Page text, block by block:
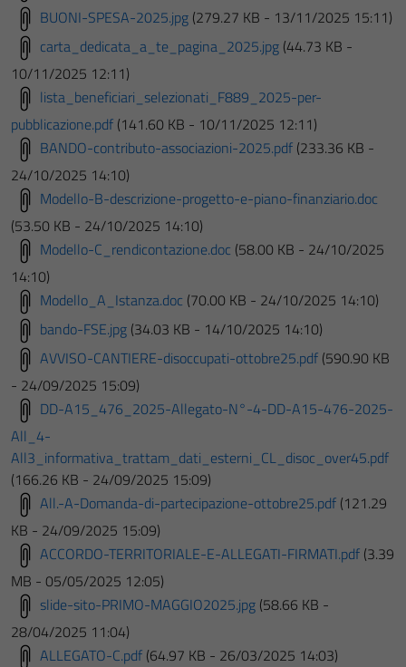
BUONI-SPESA-2025.jpg (279.27 KB - 13/11/2025 15:11)
carta_dedicata_a_te_pagina_2025.jpg (44.73 KB -
10/11/2025 12:11)
lista_beneficiari_selezionati_F889_2025-per-
pubblicazione.pdf (141.60 KB - 10/11/2025 12:11)
BANDO-contributo-associazioni-2025.pdf (233.36 KB -
24/10/2025 14:10)
Modello-B-descrizione-progetto-e-piano-finanziario.doc
(53.50 KB - 24/10/2025 14:10)
Modello-C_rendicontazione.doc (58.00 KB - 24/10/2025
14:10)
Modello_A_Istanza.doc (70.00 KB - 24/10/2025 14:10)
bando-FSE.jpg (34.03 KB - 14/10/2025 14:10)
AVVISO-CANTIERE-disoccupati-ottobre25.pdf (590.90 KB
- 24/09/2025 15:09)
DD-A15_476_2025-Allegato-N°-4-DD-A15-476-2025-
All_4-
All3_informativa_trattam_dati_esterni_CL_disoc_over45.pdf
(166.26 KB - 24/09/2025 15:09)
All.-A-Domanda-di-partecipazione-ottobre25.pdf (121.29
KB - 24/09/2025 15:09)
ACCORDO-TERRITORIALE-E-ALLEGATI-FIRMATI.pdf (3.39
MB - 05/05/2025 12:05)
slide-sito-PRIMO-MAGGIO2025.jpg (58.66 KB -
28/04/2025 11:04)
ALLEGATO-C.pdf (64.97 KB - 26/03/2025 14:03)